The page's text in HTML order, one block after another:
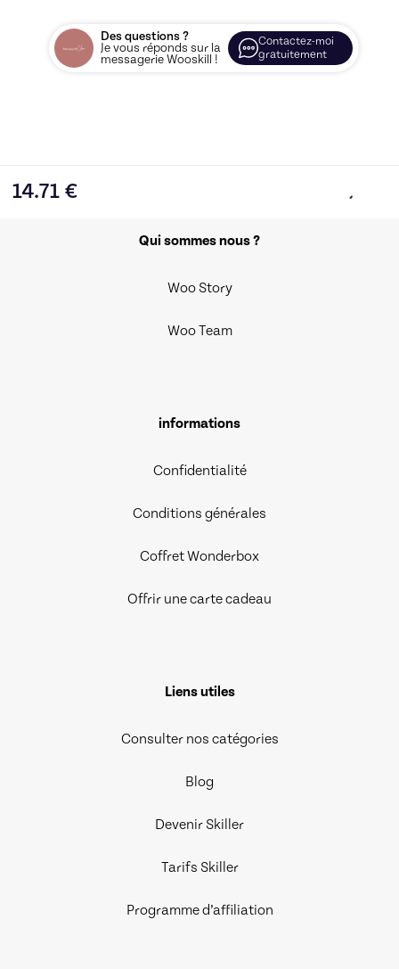
Des questions ?
Je vous réponds sur la
messagerie Wooskill !
Contactez-moi
gratuitement
14.71 €
Qui sommes nous ?
Woo Story
Woo Team
informations
Confidentialité
Conditions générales
Coffret Wonderbox
Offrir une carte cadeau
Liens utiles
Consulter nos catégories
Blog
Devenir Skiller
Tarifs Skiller
Programme d’affiliation